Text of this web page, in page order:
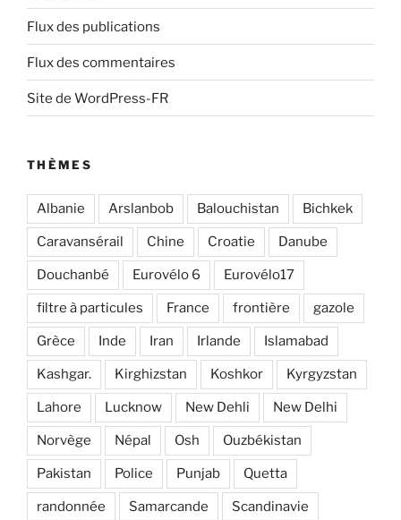
Flux des publications
Flux des commentaires
Site de WordPress-FR
THÈMES
Albanie Arslanbob Balouchistan Bichkek
Caravansérail Chine Croatie Danube
Douchanbé Eurovélo 6 Eurovélo17
filtre à particules France frontière gazole
Grèce Inde Iran Irlande Islamabad
Kashgar. Kirghizstan Koshkor Kyrgyzstan
Lahore Lucknow New Dehli New Delhi
Norvège Népal Osh Ouzbékistan
Pakistan Police Punjab Quetta
randonnée Samarcande Scandinavie